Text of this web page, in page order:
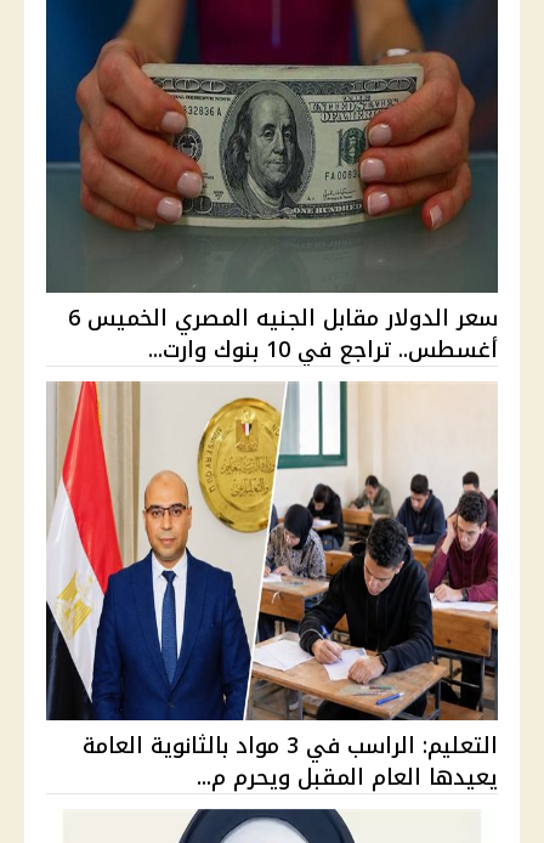
سعر الدولار مقابل الجنيه المصري الخميس 6
أغسطس.. تراجع في 10 بنوك وارت...
التعليم: الراسب في 3 مواد بالثانوية العامة
يعيدها العام المقبل ويحرم م...